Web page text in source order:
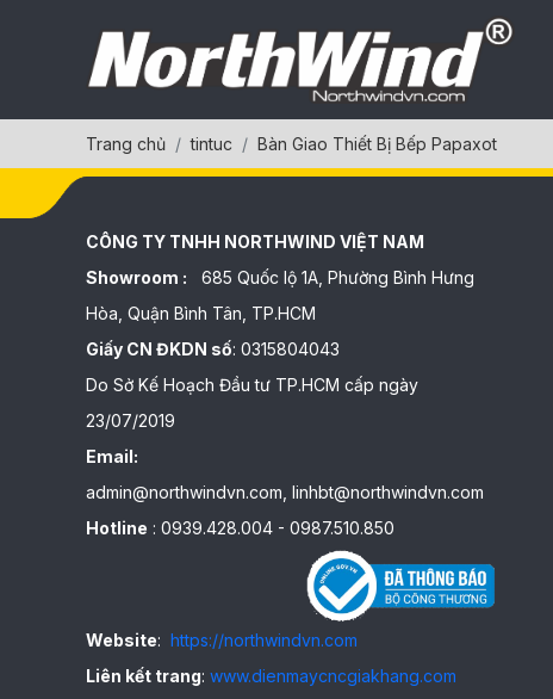
Trang chủ tintuc Bàn Giao Thiết Bị Bếp Papaxot
CÔNG TY TNHH NORTHWIND VIỆT NAM
Showroom : 685 Quốc lộ 1A, Phường Bình Hưng
Hòa, Quận Bình Tân, TP.HCM
Giấy CN ĐKDN số: 0315804043
Do Sở Kế Hoạch Đầu tư TP.HCM cấp ngày
23/07/2019
Email:
admin@northwindvn.com, linhbt@northwindvn.com
Hotline : 0939.428.004 - 0987.510.850
Website: https://northwindvn.com
Liên kết trang: www.dienmaycncgiakhang.com